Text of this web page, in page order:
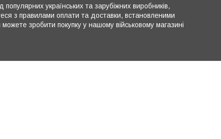
українських та зарубіжних виробників,
з правилами оплати та доставки, встановленими
зробити покупку у нашому військовому магазині